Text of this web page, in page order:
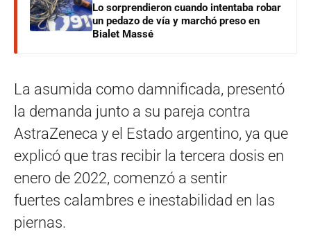
Lo sorprendieron cuando intentaba robar
un pedazo de vía y marchó preso en
Bialet Massé
La asumida como damnificada, presentó
la demanda junto a su pareja contra
AstraZeneca y el Estado argentino, ya que
explicó que tras recibir la tercera dosis en
enero de 2022, comenzó a sentir
fuertes calambres e inestabilidad en las
piernas.